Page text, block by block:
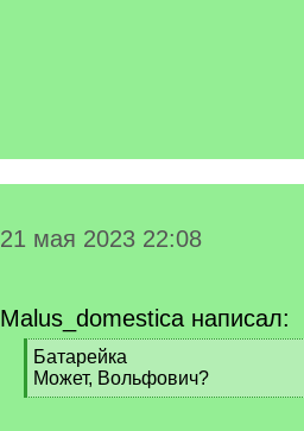
21 мая 2023 22:08
Malus_domestica написал:
[
q
]
Батарейка
Может, Вольфович?
[